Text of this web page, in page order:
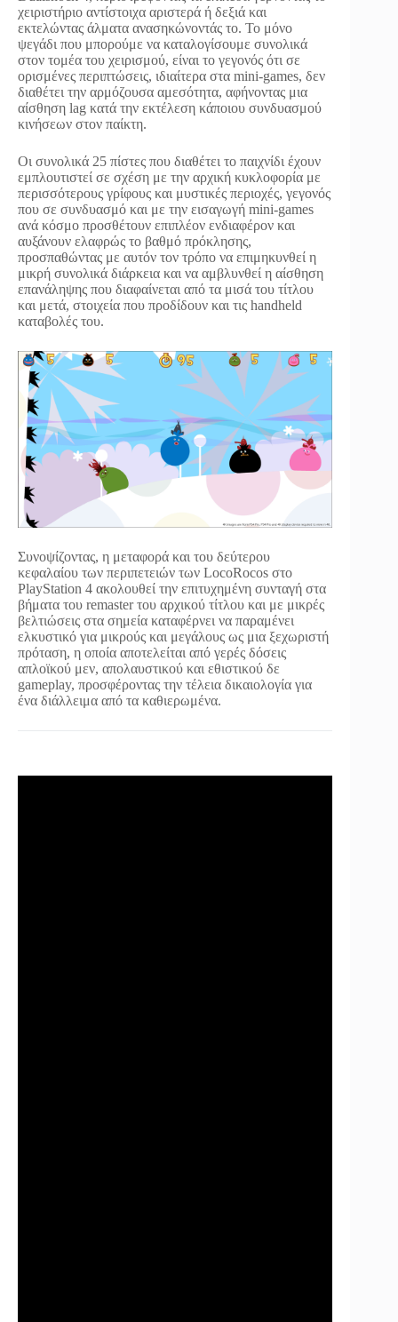
χειριστήριο αντίστοιχα αριστερά ή δεξιά και
εκτελώντας άλματα ανασηκώνοντάς το. Το μόνο
ψεγάδι που μπορούμε να καταλογίσουμε συνολικά
στον τομέα του χειρισμού, είναι το γεγονός ότι σε
ορισμένες περιπτώσεις, ιδιαίτερα στα mini-games, δεν
διαθέτει την αρμόζουσα αμεσότητα, αφήνοντας μια
αίσθηση lag κατά την εκτέλεση κάποιου συνδυασμού
κινήσεων στον παίκτη.
Οι συνολικά 25 πίστες που διαθέτει το παιχνίδι έχουν
εμπλουτιστεί σε σχέση με την αρχική κυκλοφορία με
περισσότερους γρίφους και μυστικές περιοχές, γεγονός
που σε συνδυασμό και με την εισαγωγή mini-games
ανά κόσμο προσθέτουν επιπλέον ενδιαφέρον και
αυξάνουν ελαφρώς το βαθμό πρόκλησης,
προσπαθώντας με αυτόν τον τρόπο να επιμηκυνθεί η
μικρή συνολικά διάρκεια και να αμβλυνθεί η αίσθηση
επανάληψης που διαφαίνεται από τα μισά του τίτλου
και μετά, στοιχεία που προδίδουν και τις handheld
καταβολές του.
Συνοψίζοντας, η μεταφορά και του δεύτερου
κεφαλαίου των περιπετειών των LocoRocos στο
PlayStation 4 ακολουθεί την επιτυχημένη συνταγή στα
βήματα του remaster του αρχικού τίτλου και με μικρές
βελτιώσεις στα σημεία καταφέρνει να παραμένει
ελκυστικό για μικρούς και μεγάλους ως μια ξεχωριστή
πρόταση, η οποία αποτελείται από γερές δόσεις
απλοϊκού μεν, απολαυστικού και εθιστικού δε
gameplay, προσφέροντας την τέλεια δικαιολογία για
ένα διάλλειμα από τα καθιερωμένα.